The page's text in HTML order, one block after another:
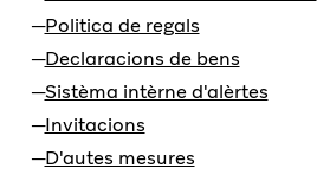
Politica de regals
Declaracions de bens
Sistèma intèrne d'alèrtes
Invitacions
D'autes mesures